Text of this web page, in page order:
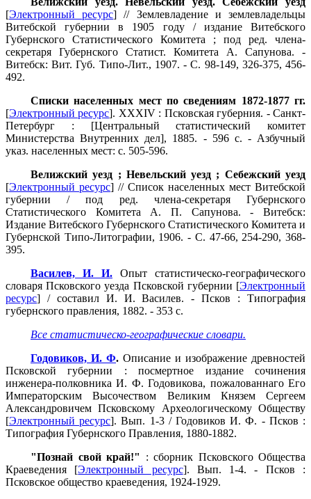
[Электронный ресурс] // Землевладение и землевладельцы
Витебской губернии в 1905 году / издание Витебского
Губернского Статистического Комитета ; под ред. члена-
секретаря Губернского Статист. Комитета А. Сапунова. -
Витебск: Вит. Губ. Типо-Лит., 1907. - С. 98-149, 326-375, 456-
492.
Списки населенных мест по сведениям 1872-1877 гг.
[Электронный ресурс]. XXXIV : Псковская губерния. - Санкт-
Петербург : [Центральный статистический комитет
Министерства Внутренних дел], 1885. - 596 с. - Азбучный
указ. населенных мест: с. 505-596.
Велижский уезд ; Невельский уезд ; Себежский уезд
[Электронный ресурс] // Список населенных мест Витебской
губернии / под ред. члена-секретаря Губернского
Статистического Комитета А. П. Сапунова. - Витебск:
Издание Витебского Губернского Статистического Комитета и
Губернской Типо-Литографии, 1906. - С. 47-66, 254-290, 368-
395.
Василев, И. И.
Опыт статистическо-географического
словаря Псковского уезда Псковской губернии [Электронный
ресурс] / составил И. И. Василев. - Псков : Типография
губернского правления, 1882. - 353 с.
Все статистическо-географические словари.
Годовиков, И. Ф. Описание и изображение древностей
Псковской губернии : посмертное издание сочинения
инженера-полковника И. Ф. Годовикова, пожалованнаго Его
Императорским Высочеством Великим Князем Сергеем
Александровичем Псковскому Археологическому Обществу
[Электронный ресурс]. Вып. 1-3 / Годовиков И. Ф. - Псков :
Типография Губернского Правления, 1880-1882.
"Познай свой край!"
: сборник Псковского Общества
Краеведения [Электронный ресурс]. Вып. 1-4. - Псков :
Псковское общество краеведения, 1924-1929.